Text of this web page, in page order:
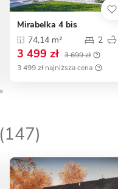
Mirabelka 4 bis
74,14 m²
2
3 499 zł 3 699 zł
3 499 zł najniższa cena
(147)